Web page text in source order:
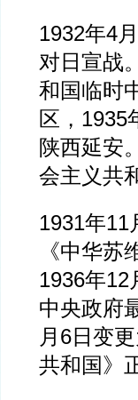
1932年4
对日宣战
和国临时
区，1935
陕西延安
会主义共
1931年11
《中华
1936年12
中央政府
月6日变
共和国》